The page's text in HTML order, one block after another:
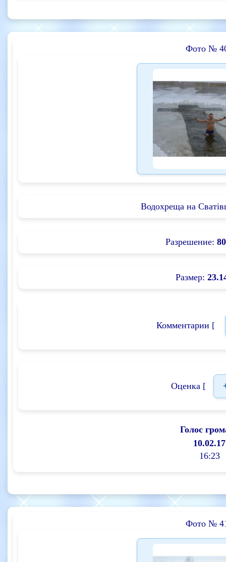
Фото №
Водохреща на
Разрешение:
Размер:
Комментарии [
Оценка [
Голос
10.02.17
16:23
Фото №